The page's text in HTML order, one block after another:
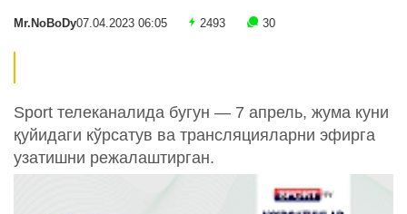
Mr.NoBoDy07.04.2023 06:05 2493 30
Sport телеканалида бугун — 7 апрель, жума куни
қуйидаги кўрсатув ва трансляцияларни эфирга
узатишни режалаштирган.